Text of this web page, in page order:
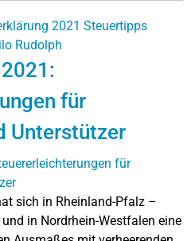
2021 Steuertipps
Rudolph
für
Unterstützer
sich in Rheinland-Pfalz –
in Nordrhein-Westfalen eine